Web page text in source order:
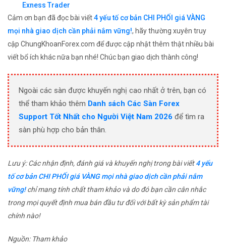
Exness Trader
Cảm ơn bạn đã đọc bài viết4 yếu tố cơ bản CHI PHỐI giá VÀNG
mọi nhà giao dịch cần phải nắm vững!, hãy thường xuyên truy
cập ChungKhoanForex.com để được cập nhật thêm thật nhiều bài
viết bổ ích khác nữa bạn nhé! Chúc bạn giao dịch thành công!
Ngoài các sàn được khuyến nghị cao nhất ở trên, bạn có
thể tham khảo thêm Danh sách Các Sàn Forex
Support Tốt Nhất cho Người Việt Nam 2026 để tìm ra
sàn phù hợp cho bản thân.
Lưu ý: Các nhận định, đánh giá và khuyến nghị trong bài viết4 yếu
tố cơ bản CHI PHỐI giá VÀNG mọi nhà giao dịch cần phải nắm
vững!chỉ mang tính chất tham khảo và do đó bạn cần cân nhắc
trong mọi quyết định mua bán đầu tư đối với bất kỳ sản phẩm tài
chính nào!
Nguồn: Tham khảo